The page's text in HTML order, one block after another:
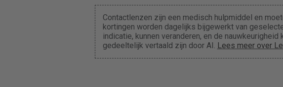
Contactlenzen zijn een medisch hulpmiddel en
kortingen worden dagelijks bijgewerkt van
indicatie, kunnen veranderen, en de
gedeeltelijk vertaald zijn door AI. Lees meer over